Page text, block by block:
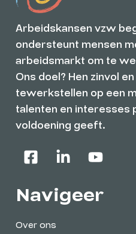
Arbeidskansen vzw
ondersteunt mensen
arbeidsmarkt om te
Ons doel? Hen zinvol
tewerkstellen op een
talenten en interesses
voldoening geeft.
Navigeer
Over ons